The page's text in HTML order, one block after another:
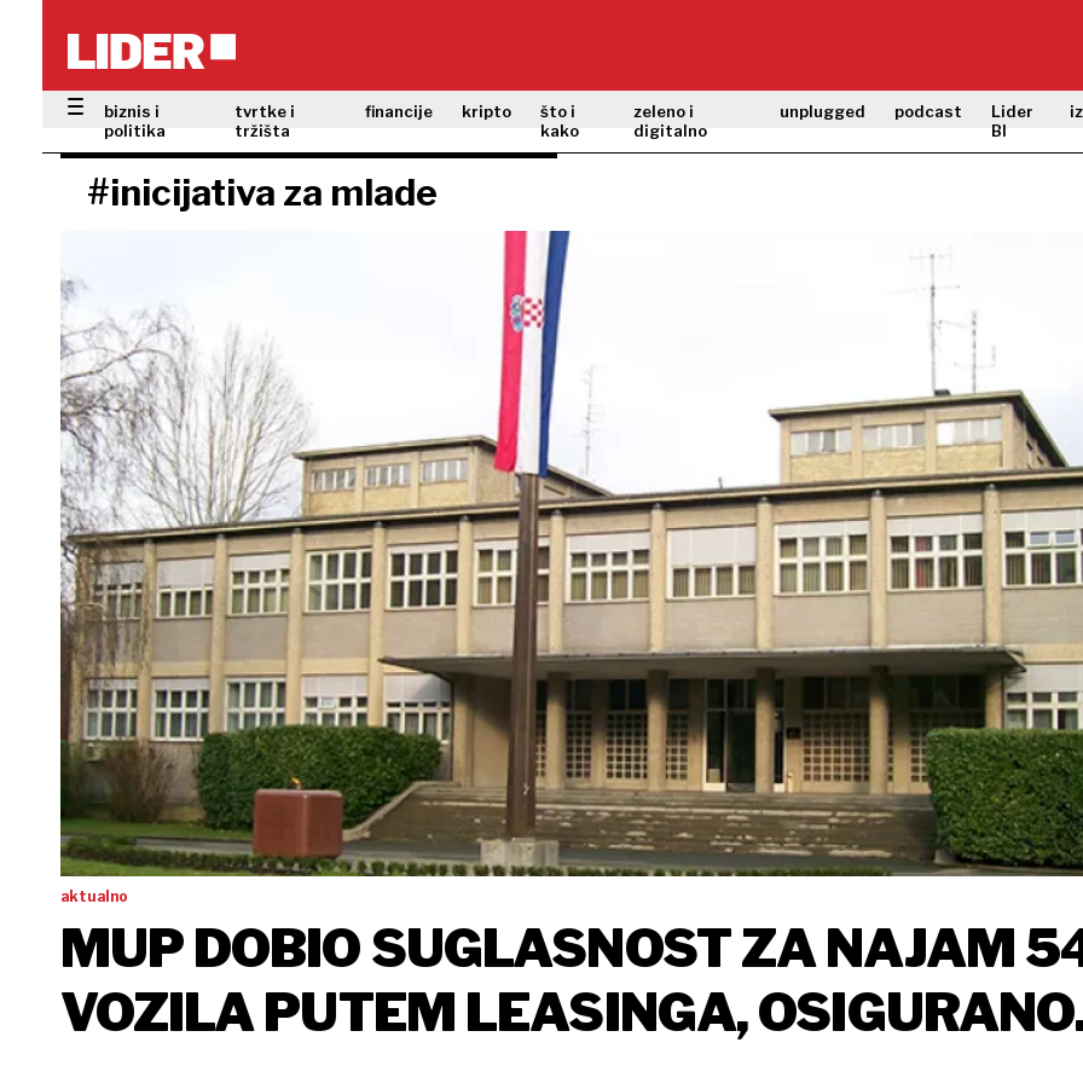
biznis i
politika
tvrtke i
tržišta
financije kripto
što i
kako
zeleno i
digitalno
unplugged podcast
Lider
BI
#inicijativa za mlade
aktualno
MUP DOBIO SUGLASNOST ZA NAJAM
VOZILA PUTEM LEASINGA, OSIGURANO